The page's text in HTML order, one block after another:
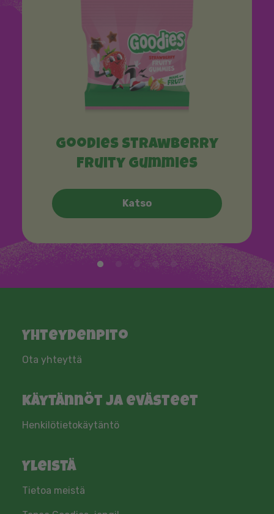
Goodies Strawberry
Fruity Gummies
Katso
Yhteydenpito​
Ota yhteyttä
Käytännöt ja evästeet
Henkilötietokäytäntö
Yleistä
Tietoa meistä